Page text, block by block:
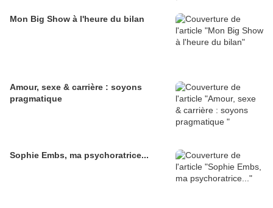
Mon Big Show à l'heure du bilan
Amour, sexe & carrière : soyons
pragmatique
Sophie Embs, ma psychoratrice...